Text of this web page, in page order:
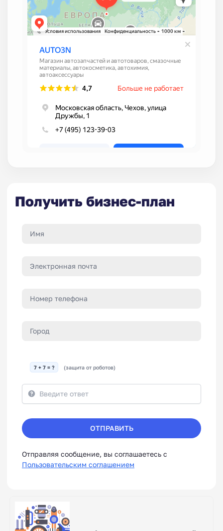
Получить бизнес-план
7 + 7 = ? (защита от роботов)
ОТПРАВИТЬ
Отправляя сообщение, вы соглашаетесь с
Пользовательским соглашением